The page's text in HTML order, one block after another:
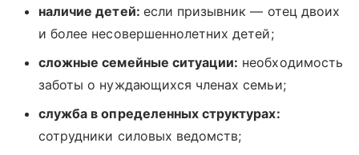
наличие детей: если призывник — отец двоих
и более несовершеннолетних детей;
сложные семейные ситуации: необходимость
заботы о нуждающихся членах семьи;
служба в определенных структурах:
сотрудники силовых ведомств;